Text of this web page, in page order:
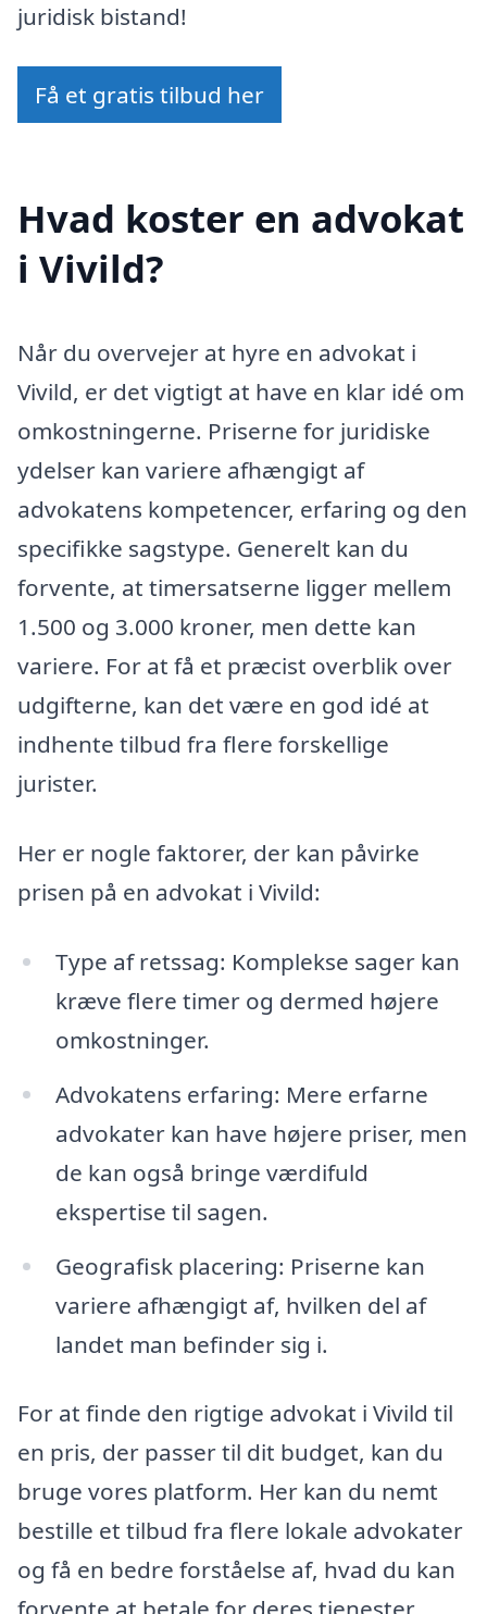
juridisk bistand!
Få et gratis tilbud her
Hvad koster en advokat
i Vivild?
Når du overvejer at hyre en advokat i
Vivild, er det vigtigt at have en klar idé om
omkostningerne. Priserne for juridiske
ydelser kan variere afhængigt af
advokatens kompetencer, erfaring og den
specifikke sagstype. Generelt kan du
forvente, at timersatserne ligger mellem
1.500 og 3.000 kroner, men dette kan
variere. For at få et præcist overblik over
udgifterne, kan det være en god idé at
indhente tilbud fra flere forskellige
jurister.
Her er nogle faktorer, der kan påvirke
prisen på en advokat i Vivild:
Type af retssag: Komplekse sager kan
kræve flere timer og dermed højere
omkostninger.
Advokatens erfaring: Mere erfarne
advokater kan have højere priser, men
de kan også bringe værdifuld
ekspertise til sagen.
Geografisk placering: Priserne kan
variere afhængigt af, hvilken del af
landet man befinder sig i.
For at finde den rigtige advokat i Vivild til
en pris, der passer til dit budget, kan du
bruge vores platform. Her kan du nemt
bestille et tilbud fra flere lokale advokater
og få en bedre forståelse af, hvad du kan